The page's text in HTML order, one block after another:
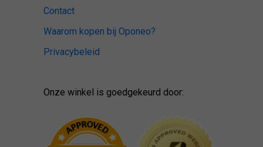
Contact
Waarom kopen bij Oponeo?
Privacybeleid
Onze winkel is goedgekeurd door: